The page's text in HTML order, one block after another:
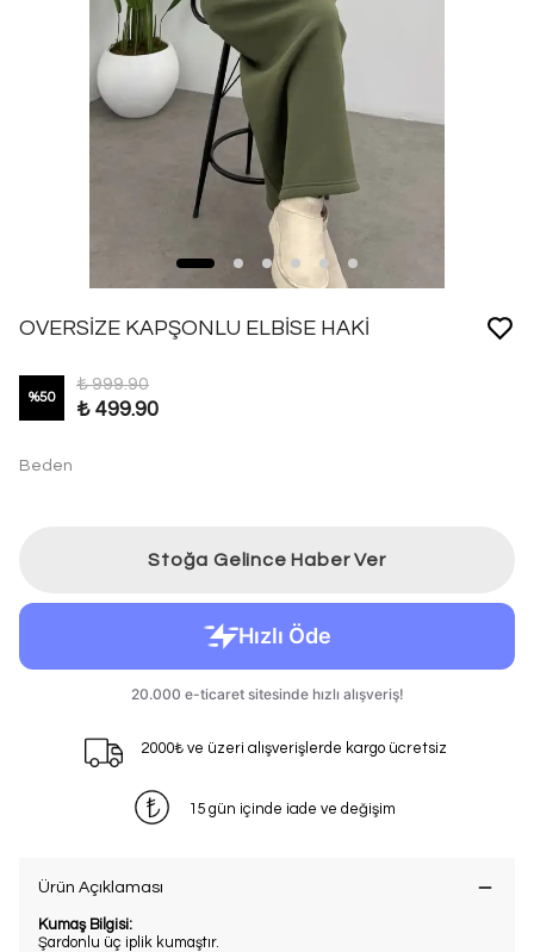
OVERSİZE KAPŞONLU ELBİSE HAKİ
%50
₺ 999.90
₺ 499.90
Beden
Stoğa Gelince Haber Ver
2000₺ ve üzeri alışverişlerde kargo ücretsiz
15 gün içinde iade ve değişim
Ürün Açıklaması
Kumaş Bilgisi:
Şardonlu üç iplik kumaştır.